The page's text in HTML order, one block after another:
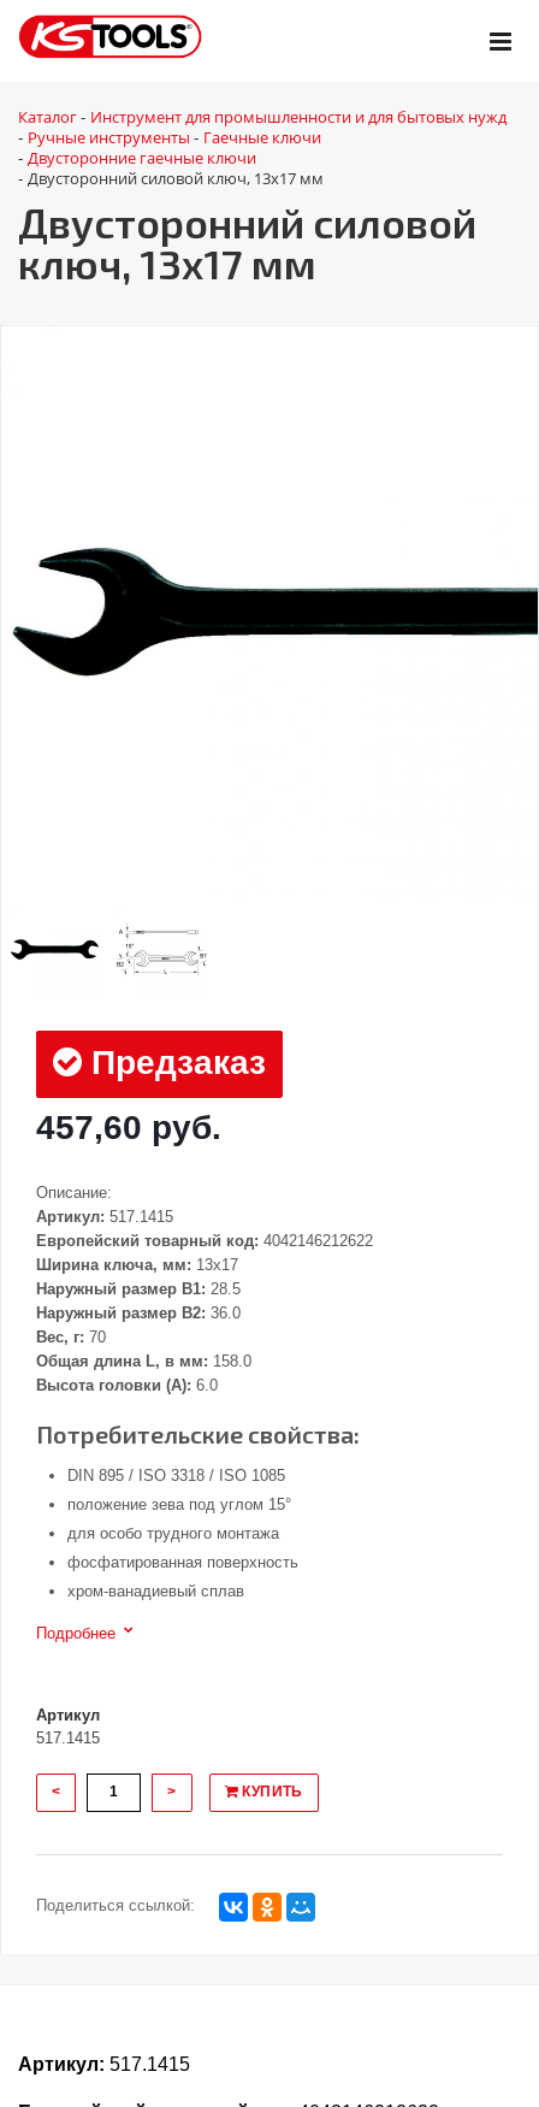
Каталог - Инструмент для промышленности и для бытовых нужд
- Ручные инструменты - Гаечные ключи
- Двусторонние гаечные ключи
- Двусторонний силовой ключ, 13x17 мм
Двусторонний силовой
ключ, 13x17 мм
Предзаказ
457,60 руб.
Описание:
Артикул: 517.1415
Европейский товарный код: 4042146212622
Ширина ключа, мм: 13x17
Наружный размер В1: 28.5
Наружный размер В2: 36.0
Вес, г: 70
Общая длина L, в мм: 158.0
Высота головки (А): 6.0
Потребительские свойства:
DIN 895 / ISO 3318 / ISO 1085
положение зева под углом 15°
для особо трудного монтажа
фосфатированная поверхность
хром-ванадиевый сплав
Подробнее
Артикул
517.1415
< > КУПИТЬ
Поделиться ссылкой:
Артикул: 517.1415